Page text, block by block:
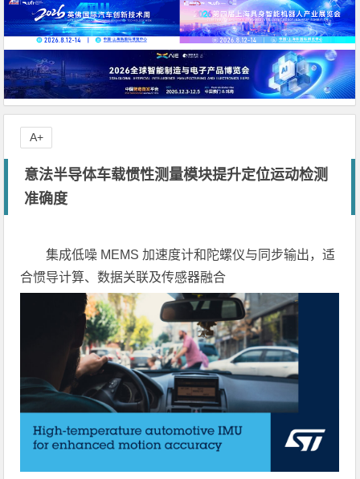
意法半导体车载惯性测量模块提升定位运动检测
准确度
集成低噪 MEMS 加速度计和陀螺仪与同步输出，适
合惯导计算、数据关联及传感器融合
A+